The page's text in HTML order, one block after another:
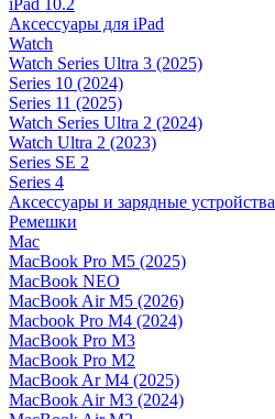
iPad 10.2
Аксессуары для iPad
Watch
Watch Series Ultra 3 (2025)
Series 10 (2024)
Series 11 (2025)
Watch Series Ultra 2 (2024)
Watch Ultra 2 (2023)
Series SE 2
Series 4
Аксессуары и зарядные устройства
Ремешки
Mac
MacBook Pro M5 (2025)
MacBook NEO
MacBook Air M5 (2026)
Macbook Pro M4 (2024)
MacBook Pro M3
MacBook Pro M2
MacBook Ar M4 (2025)
MacBook Air M3 (2024)